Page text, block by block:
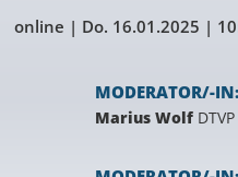
online | Do. 16.01.2025 |
MODERATOR/-IN:
Marius Wolf